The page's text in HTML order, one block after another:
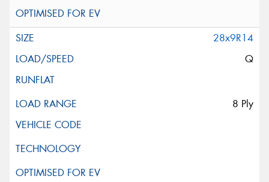
28x9R14
Q
8 Ply